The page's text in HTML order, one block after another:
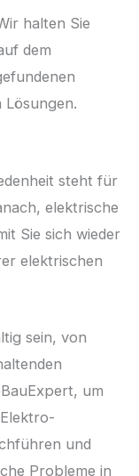
halten Sie
dem
Lösungen.
steht für
elektrische
Sie sich wieder
elektrischen
sein, von
um
und
Probleme in